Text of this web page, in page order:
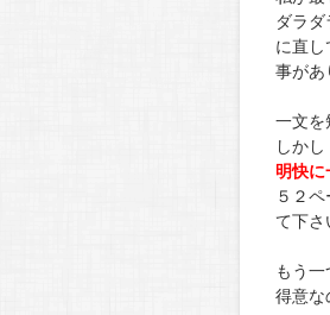
ダラ
に直
事があ
一文を
しか
明快
５２
て下さ
もう一
得意な